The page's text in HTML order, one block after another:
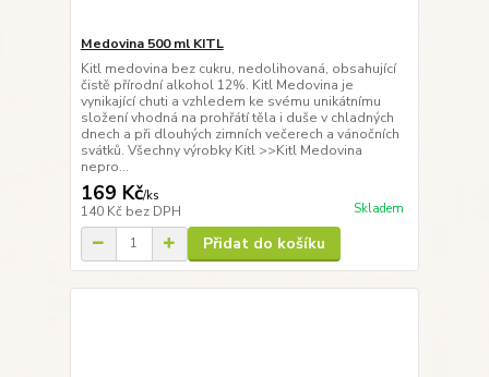
Medovina 500 ml KITL
Kitl medovina bez cukru, nedolihovaná, obsahující
čistě přírodní alkohol 12%. Kitl Medovina je
vynikající chuti a vzhledem ke svému unikátnímu
složení vhodná na prohřátí těla i duše v chladných
dnech a při dlouhých zimních večerech a vánočních
svátků. Všechny výrobky Kitl >>Kitl Medovina
nepro...
169 Kč/ks
140 Kč bez DPH Skladem
Přidat do košíku